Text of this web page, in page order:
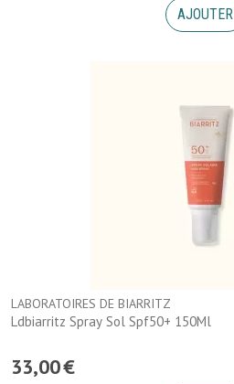
AJOUTER
LABORATOIRES DE BIARRITZ
Ldbiarritz Spray Sol Spf50+ 150Ml
33,00€